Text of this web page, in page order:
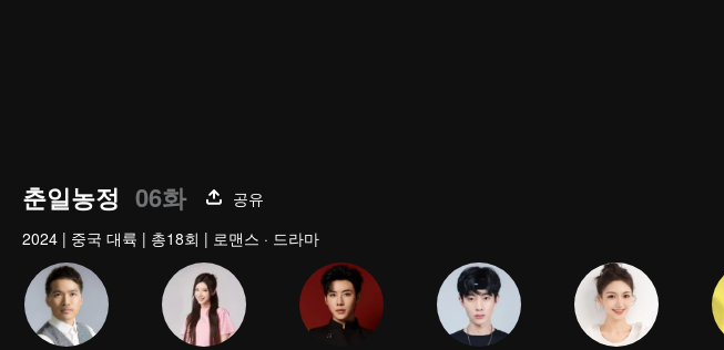
춘일농정 06화
공유
2024 | 중국 대륙 | 총18회 | 로맨스 · 드라마